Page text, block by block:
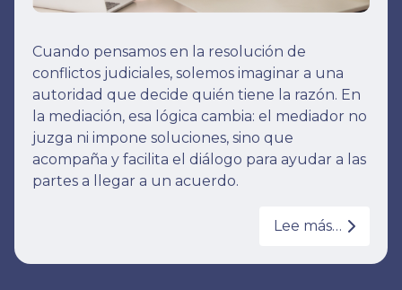
Cuando pensamos en la resolución de
conflictos judiciales, solemos imaginar a una
autoridad que decide quién tiene la razón. En
la mediación, esa lógica cambia: el mediador no
juzga ni impone soluciones, sino que
acompaña y facilita el diálogo para ayudar a las
partes a llegar a un acuerdo.
Lee más…